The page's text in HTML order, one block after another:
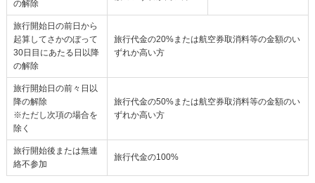
の解除
旅行開始日の前日から
起算してさかのぼって
30日目にあたる日以降
の解除
旅行代金の20%または航空券取消料等の金額のい
ずれか高い方
旅行開始日の前々日以
降の解除
※ただし次項の場合を
除く
旅行代金の50%または航空券取消料等の金額のい
ずれか高い方
旅行開始後または無連
絡不参加
旅行代金の100%